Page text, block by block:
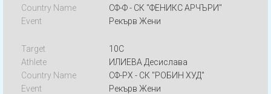
СФ-Ф - СК "ФЕНИКС АРЧЪРИ"
Рекърв Жени
10C
ИЛИЕВА Десислава
СФ-РХ - СК "РОБИН ХУД"
Рекърв Жени